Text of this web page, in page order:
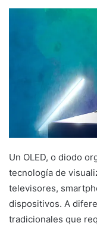
Un OLED, o diodo
tecnología de
televisores,
dispositivos. A
tradicionales que